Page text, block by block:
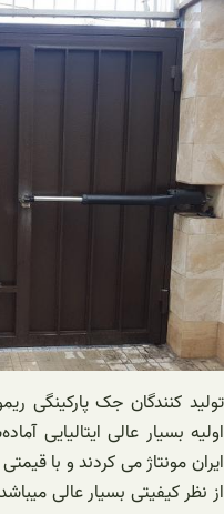
تولید کنندگان جک پارکینگی
اولیه بسیار عالی ایتالیایی
ایران مونتاژ می کردند و با
از نظر کیفیتی بسیار عالی